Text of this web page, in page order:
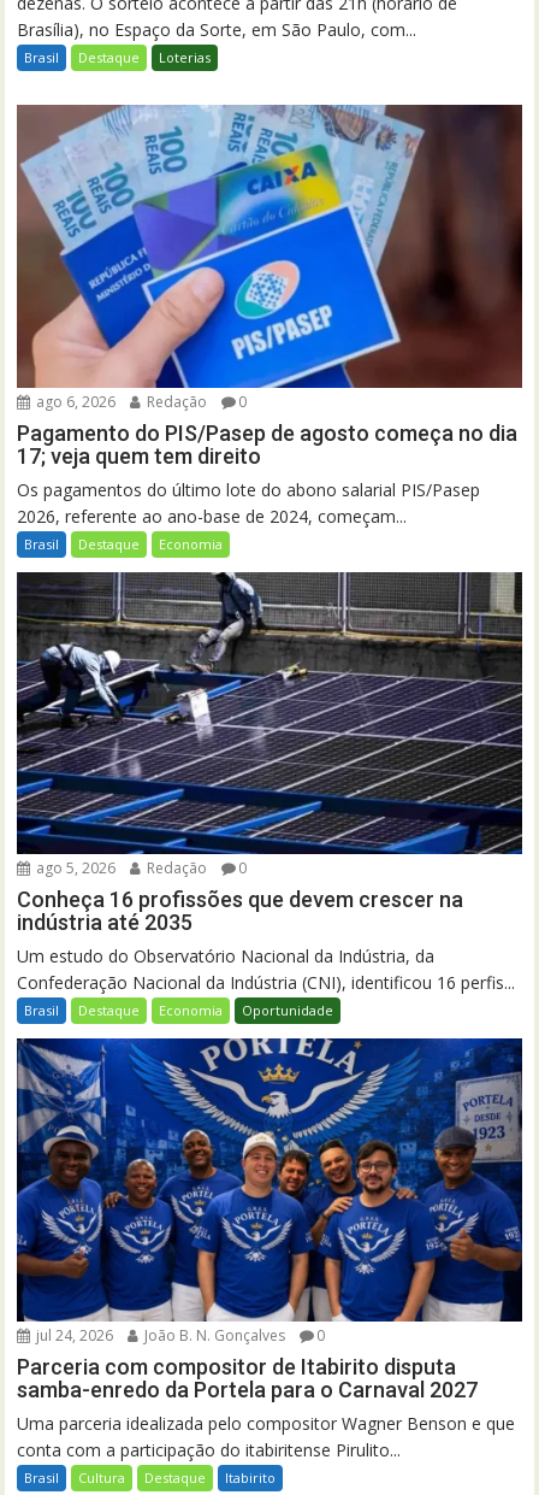
Brasília), no Espaço da Sorte, em São Paulo, com...
Brasil Destaque Loterias
ago 6, 2026 Redação 0
Pagamento do PIS/Pasep de agosto começa no dia
17; veja quem tem direito
Os pagamentos do último lote do abono salarial PIS/Pasep
2026, referente ao ano-base de 2024, começam...
Brasil Destaque Economia
ago 5, 2026 Redação 0
Conheça 16 profissões que devem crescer na
indústria até 2035
Um estudo do Observatório Nacional da Indústria, da
Confederação Nacional da Indústria (CNI), identificou 16 perfis...
Brasil Destaque Economia Oportunidade
jul 24, 2026 João B. N. Gonçalves 0
Parceria com compositor de Itabirito disputa
samba-enredo da Portela para o Carnaval 2027
Uma parceria idealizada pelo compositor Wagner Benson e que
conta com a participação do itabiritense Pirulito...
Brasil Cultura Destaque Itabirito